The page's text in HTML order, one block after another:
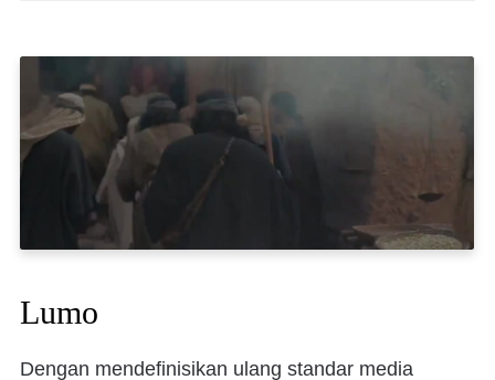
Lumo
Dengan mendefinisikan ulang standar media